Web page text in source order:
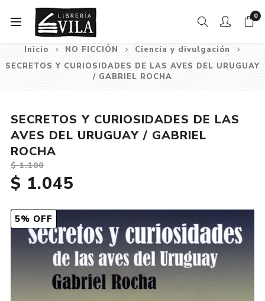
0
Inicio NO FICCIÓN
Ciencia y divulgación
SECRETOS Y CURIOSIDADES DE LAS AVES DEL URUGUAY
/ GABRIEL ROCHA
5% OFF
SECRETOS Y CURIOSIDADES DE LAS
AVES DEL URUGUAY / GABRIEL
ROCHA
$ 1.100
$ 1.045